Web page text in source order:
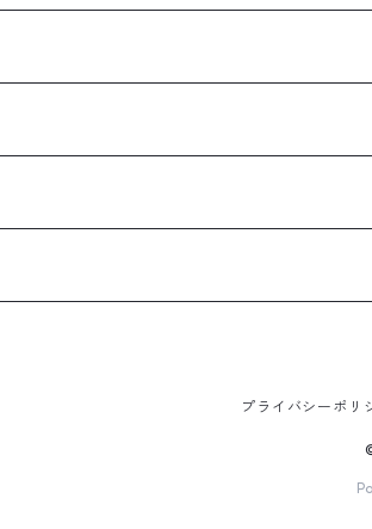
プライバシーポリ